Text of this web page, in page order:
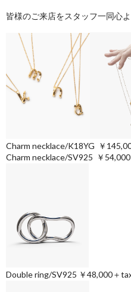
皆様のご来店をスタッフ一同心
Charm necklace/K18YG ￥
Charm necklace/SV925 ￥
Double ring/SV925 ￥48,000＋